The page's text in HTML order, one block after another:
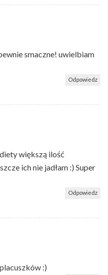
smaczne! uwielbiam
Odpowiedz
większą ilość
ich nie jadłam :) Super
Odpowiedz
:)